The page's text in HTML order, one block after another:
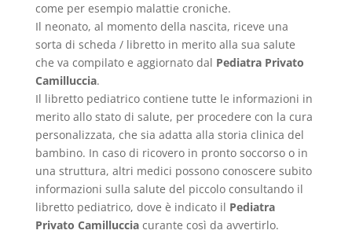
come per esempio malattie croniche.
Il neonato, al momento della nascita, riceve una
sorta di scheda / libretto in merito alla sua salute
che va compilato e aggiornato dal Pediatra Privato
Camilluccia.
Il libretto pediatrico contiene tutte le informazioni in
merito allo stato di salute, per procedere con la cura
personalizzata, che sia adatta alla storia clinica del
bambino. In caso di ricovero in pronto soccorso o in
una struttura, altri medici possono conoscere subito
informazioni sulla salute del piccolo consultando il
libretto pediatrico, dove è indicato il Pediatra
Privato Camillucciacurante così da avvertirlo.